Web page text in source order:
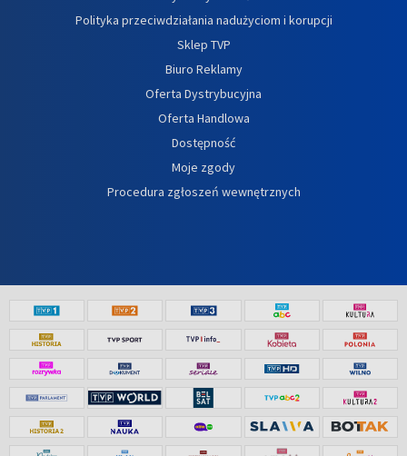
Polityka przeciwdziałania nadużyciom i korupcji
Sklep TVP
Biuro Reklamy
Oferta Dystrybucyjna
Oferta Handlowa
Dostępność
Moje zgody
Procedura zgłoszeń wewnętrznych